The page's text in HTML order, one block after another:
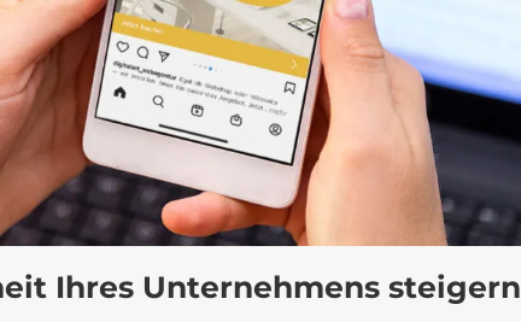
Ihres Unternehmens steigern